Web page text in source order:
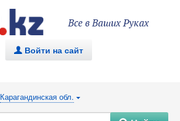
Все в Ваших Руках
. Войти на сайт
Карагандинская обл. {